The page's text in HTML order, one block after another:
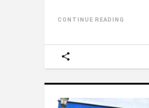
CONTINUE READING